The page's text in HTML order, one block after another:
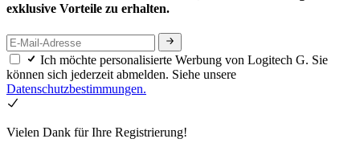
exklusive Vorteile zu erhalten.
Ich möchte personalisierte Werbung von Logitech G. Sie
können sich jederzeit abmelden. Siehe unsere
Datenschutzbestimmungen.
Vielen Dank für Ihre Registrierung!